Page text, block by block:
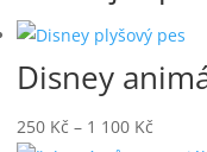
Disney
250 Kč – 1 100 Kč